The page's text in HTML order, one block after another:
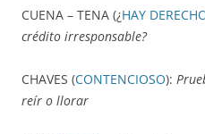
CUENA – TENA (¿HAY
crédito irresponsable?
CHAVES (CONTENCIOSO):
reír o llorar